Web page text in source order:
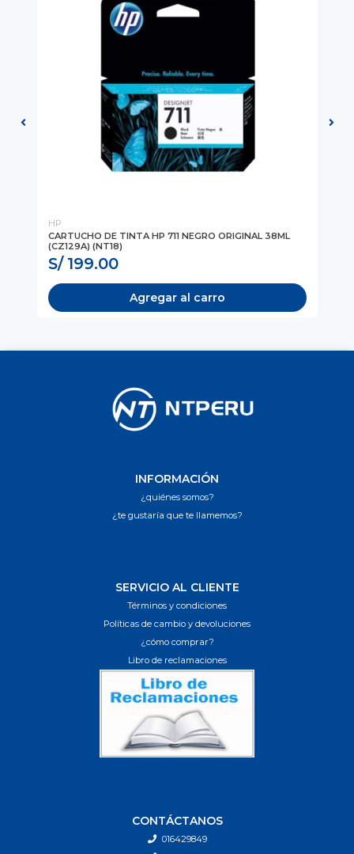
HP
CARTUCHO DE TINTA HP 711 NEGRO ORIGINAL 38ML
(CZ129A) (NT18)
S/ 199.00
Agregar al carro
INFORMACIÓN
¿quiénes somos?
¿te gustaría que te llamemos?
SERVICIO AL CLIENTE
Términos y condiciones
Políticas de cambio y devoluciones
¿cómo comprar?
Libro de reclamaciones
CONTÁCTANOS
016429849